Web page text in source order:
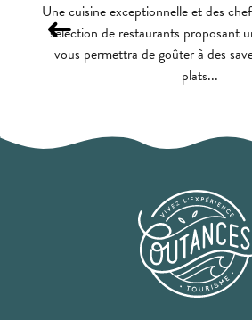
Une cuisine exceptionnelle et des
sélection de restaurants proposant
vous permettra de goûter à des
plats...